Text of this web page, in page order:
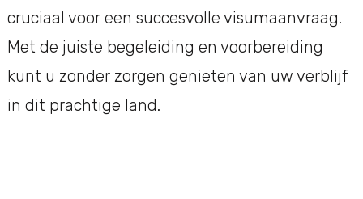
cruciaal voor een succesvolle visumaanvraag.
Met de juiste begeleiding en voorbereiding
kunt u zonder zorgen genieten van uw verblijf
in dit prachtige land.